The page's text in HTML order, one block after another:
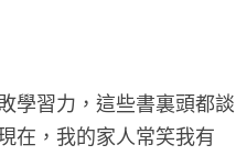
學習力，這些書裏頭都談
在，我的家人常笑我有